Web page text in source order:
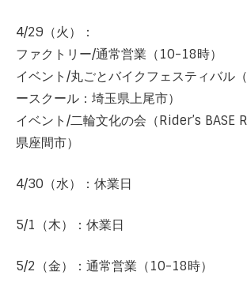
4/29（火）：
ファクトリー/通常営業（10-18時）
イベント/丸ごとバイクフェスティバル
ースクール：埼玉県上尾市）
イベント/二輪文化の会（Rider’s BASE
県座間市）
4/30（水）：休業日
5/1（木）：休業日
5/2（金）：通常営業（10-18時）